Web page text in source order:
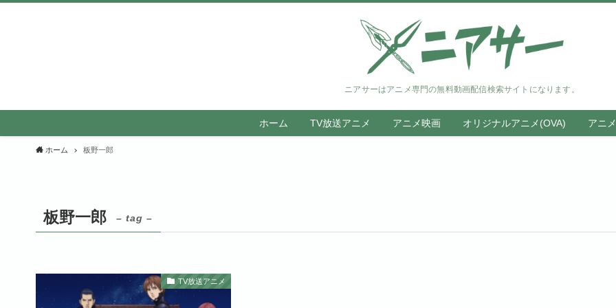
ニアサーはアニメ専門の無料動画配信検索サイトになります。
ホーム TV放送アニメ アニメ映画 オリジナルアニメ(OVA) アニ
ホーム 板野一郎
板野一郎 – tag –
TV放送アニメ